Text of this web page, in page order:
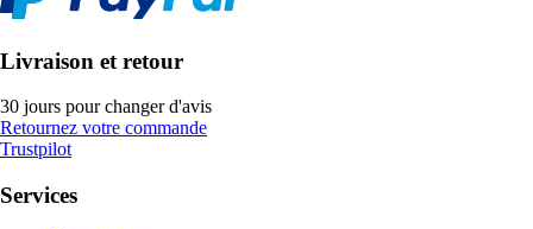
Livraison et retour
30 jours pour changer d'avis
Retournez votre commande
Trustpilot
Services